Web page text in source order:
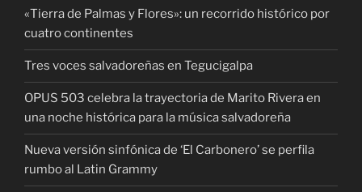
«Tierra de Palmas y Flores»: un recorrido histórico por
cuatro continentes
Tres voces salvadoreñas en Tegucigalpa
OPUS 503 celebra la trayectoria de Marito Rivera en
una noche histórica para la música salvadoreña
Nueva versión sinfónica de ‘El Carbonero’ se perfila
rumbo al Latin Grammy